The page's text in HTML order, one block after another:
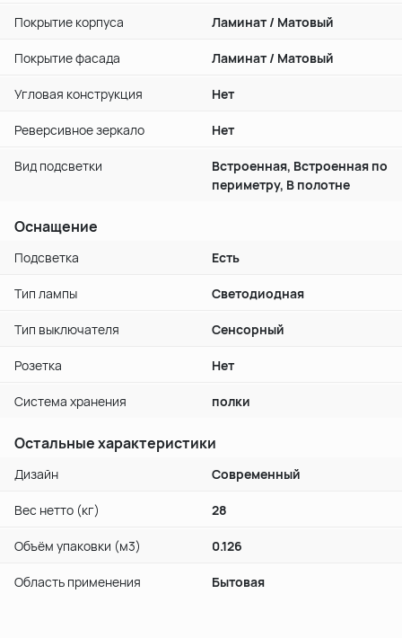
Покрытие корпуса Ламинат / Матовый
Покрытие фасада Ламинат / Матовый
Угловая конструкция Нет
Реверсивное зеркало Нет
Вид подсветки
Встроенная, Встроенная по
периметру, В полотне
Оснащение
Подсветка Есть
Тип лампы Светодиодная
Тип выключателя Сенсорный
Розетка Нет
Система хранения полки
Остальные характеристики
Дизайн Современный
Вес нетто (кг) 28
Объём упаковки (м3) 0.126
Область применения Бытовая